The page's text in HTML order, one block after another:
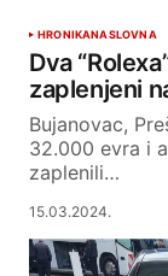
HRONIKANASLOVNA
Dva
zaplenjeni
Bujanovac,
32.000 evra i
zaplenili…
15.03.2024.